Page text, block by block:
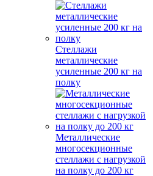
Стеллажи
металлические
усиленные 200 кг на
полку
Металлические
многосекционные
стеллажи с нагрузкой
на полку до 200 кг